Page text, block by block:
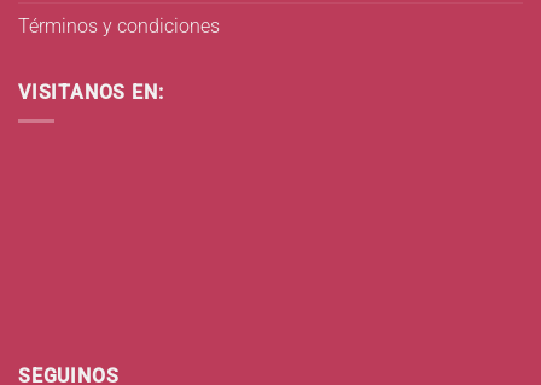
Términos y condiciones
VISITANOS EN:
SEGUINOS